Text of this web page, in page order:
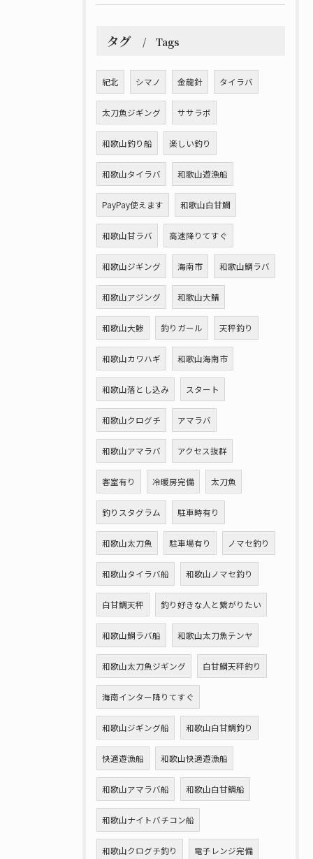
タグ Tags
紀北 シマノ 金龍針 タイラバ
太刀魚ジギング ササラボ
和歌山釣り船 楽しい釣り
和歌山タイラバ 和歌山遊漁船
PayPay使えます 和歌山白甘鯛
和歌山甘ラバ 高速降りてすぐ
和歌山ジギング 海南市 和歌山鯛ラバ
和歌山アジング 和歌山大鯖
和歌山大鯵 釣りガール 天秤釣り
和歌山カワハギ 和歌山海南市
和歌山落とし込み スタート
和歌山クログチ アマラバ
和歌山アマラバ アクセス抜群
客室有り 冷暖房完備 太刀魚
釣りスタグラム 駐車時有り
和歌山太刀魚 駐車場有り ノマセ釣り
和歌山タイラバ船 和歌山ノマセ釣り
白甘鯛天秤 釣り好きな人と繋がりたい
和歌山鯛ラバ船 和歌山太刀魚テンヤ
和歌山太刀魚ジギング 白甘鯛天秤釣り
海南インター降りてすぐ
和歌山ジギング船 和歌山白甘鯛釣り
快適遊漁船 和歌山快適遊漁船
和歌山アマラバ船 和歌山白甘鯛船
和歌山ナイトバチコン船
和歌山クログチ釣り 電子レンジ完備